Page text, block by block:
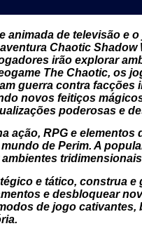
animada de televisão e
Chaotic Shadow
irão explorar
The Chaotic, os
guerra contra facções
novos feitiços
poderosas e
ação, RPG e
de Perim. A
e tático, construa
e desbloquear
de jogo